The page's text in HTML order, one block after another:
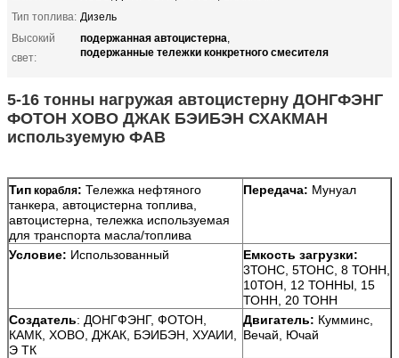
Тип топлива: Дизель
Высокий
свет:
подержанная автоцистерна,
подержанные тележки конкретного смесителя
5-16 тонны нагружая автоцистерну ДОНГФЭНГ
ФОТОН ХОВО ДЖАК БЭИБЭН СХАКМАН
используемую ФАВ
Тип корабля: Тележка нефтяного
танкера, автоцистерна топлива,
автоцистерна, тележка используемая
для транспорта масла/топлива
Передача: Мунуал
Условие: Использованный
Емкость загрузки:
3ТОНС, 5ТОНС, 8 ТОНН,
10ТОН, 12 ТОННЫ, 15
ТОНН, 20 ТОНН
Создатель: ДОНГФЭНГ, ФОТОН,
КАМК, ХОВО, ДЖАК, БЭИБЭН, ХУАИИ,
Э ТК
Двигатель: Кумминс,
Вечай, Ючай